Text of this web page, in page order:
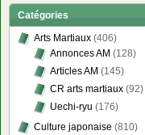
Catégories
Arts Martiaux (406)
Annonces AM (128)
Articles AM (145)
CR arts martiaux (92)
Uechi-ryu (176)
Culture japonaise (810)